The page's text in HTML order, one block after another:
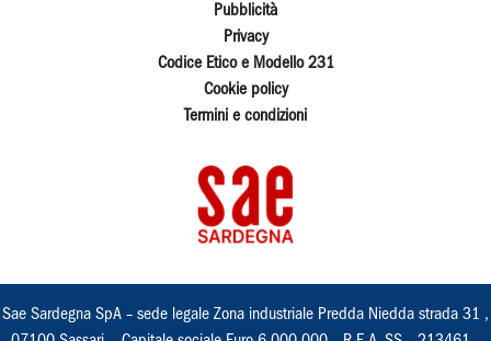
Pubblicità
Privacy
Codice Etico e Modello 231
Cookie policy
Termini e condizioni
Sae Sardegna SpA – sede legale Zona industriale Predda Niedda strada 31 ,